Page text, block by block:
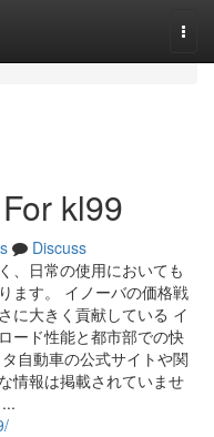
kl99
Discuss
、日常の使用においても
ます。 イノーバの価格戦
に大きく貢献している イ
ード性能と都市部での快
自動車の公式サイトや関
情報は掲載されていませ